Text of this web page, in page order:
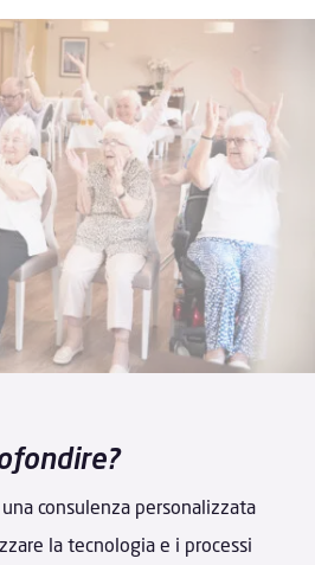
consulenza personalizzata
la tecnologia e i processi